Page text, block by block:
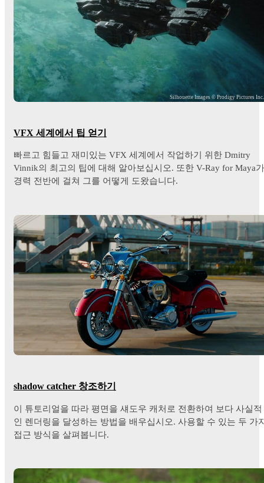
Silhouette Images © Prodigy Pictures Inc.
VFX 세계에서 팁 얻기
빠르고 힘들고 재미있는 VFX 세계에서 작업하기 위한 Dmitry
Vinnik의 최고의 팁에 대해 알아보십시오. 또한 V-Ray for Maya가
경력 전반에 걸쳐 그를 어떻게 도왔습니다.
shadow catcher 창조하기
이 튜토리얼을 따라 평면을 섀도우 캐처로 전환하여 보다 사실적
인 렌더링을 달성하는 방법을 배우십시오. 사용할 수 있는 두 가
접근 방식을 살펴봅니다.